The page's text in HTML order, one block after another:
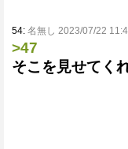
54: 名無し 2023/07/22
>47
そこを見せてく